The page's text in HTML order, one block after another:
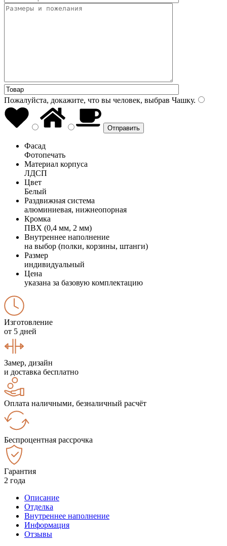
Пожалуйста, докажите, что вы человек, выбрав Чашку.
Фасад
Фотопечать
Материал корпуса
ЛДСП
Цвет
Белый
Раздвижная система
алюминиевая, нижнеопорная
Кромка
ПВХ (0,4 мм, 2 мм)
Внутреннее наполнение
на выбор (полки, корзины, штанги)
Размер
индивидуальный
Цена
указана за базовую комплектацию
Изготовление
от 5 дней
Замер, дизайн
и доставка бесплатно
Оплата наличными, безналичный расчёт
Беспроцентная рассрочка
Гарантия
2 года
Описание
Отделка
Внутреннее наполнение
Информация
Отзывы